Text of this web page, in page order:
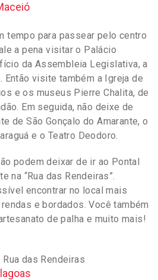
tempo para passear pelo centro
a pena visitar o Palácio
da Assembleia Legislativa, a
Então visite também a Igreja de
e os museus Pierre Chalita, de
Em seguida, não deixe de
de São Gonçalo do Amarante, o
e o Teatro Deodoro.
podem deixar de ir ao Pontal
na “Rua das Rendeiras”.
encontrar no local mais
e bordados. Você também
de palha e muito mais!
das Rendeiras